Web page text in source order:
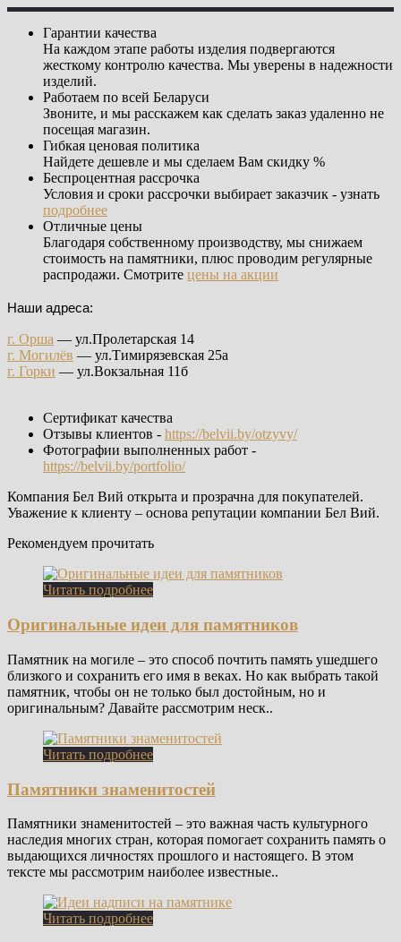
Гарантии качества
На каждом этапе работы изделия подвергаются
жесткому контролю качества. Мы уверены в надежности
изделий.
Работаем по всей Беларуси
Звоните, и мы расскажем как сделать заказ удаленно не
посещая магазин.
Гибкая ценовая политика
Найдете дешевле и мы сделаем Вам скидку %
Беспроцентная рассрочка
Условия и сроки рассрочки выбирает заказчик - узнать
подробнее
Отличные цены
Благодаря собственному производству, мы снижаем
стоимость на памятники, плюс проводим регулярные
распродажи. Смотрите цены на акции
Наши адреса:
г. Орша — ул.Пролетарская 14
г. Могилёв — ул.Тимирязевская 25а
г. Горки — ул.Вокзальная 11б
Сертификат качества
Отзывы клиентов - https://belvii.by/otzyvy/
Фотографии выполненных работ -
https://belvii.by/portfolio/
Компания Бел Вий открыта и прозрачна для покупателей.
Уважение к клиенту – основа репутации компании Бел Вий.
Рекомендуем прочитать
Читать подробнее
Оригинальные идеи для памятников
Памятник на могиле – это способ почтить память ушедшего
близкого и сохранить его имя в веках. Но как выбрать такой
памятник, чтобы он не только был достойным, но и
оригинальным? Давайте рассмотрим неск..
Читать подробнее
Памятники знаменитостей
Памятники знаменитостей – это важная часть культурного
наследия многих стран, которая помогает сохранить память о
выдающихся личностях прошлого и настоящего. В этом
тексте мы рассмотрим наиболее известные..
Читать подробнее